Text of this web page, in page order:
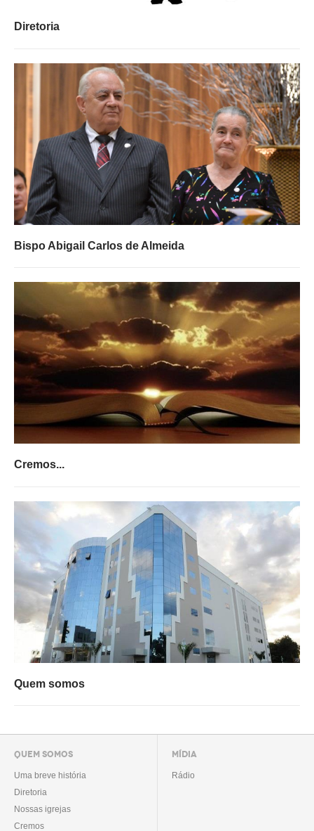
Diretoria
Bispo Abigail Carlos de Almeida
Cremos...
Quem somos
QUEM SOMOS
Uma breve história
Diretoria
Nossas igrejas
Cremos
MÍDIA
Rádio